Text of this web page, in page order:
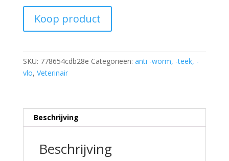
Koop product
SKU: 778654cdb28e Categorieën: anti -worm, -teek, -
vlo, Veterinair
Beschrijving
Beschrijving